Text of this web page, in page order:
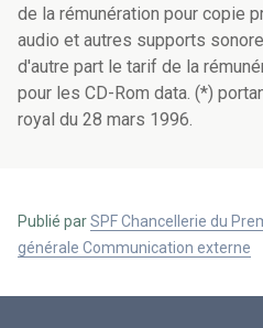
de la rémunération pour copie
audio et autres supports
d'autre part le tarif de la
pour les CD-Rom data. (*)
royal du 28 mars 1996.
Publié parSPF Chancellerie du
générale Communication externe